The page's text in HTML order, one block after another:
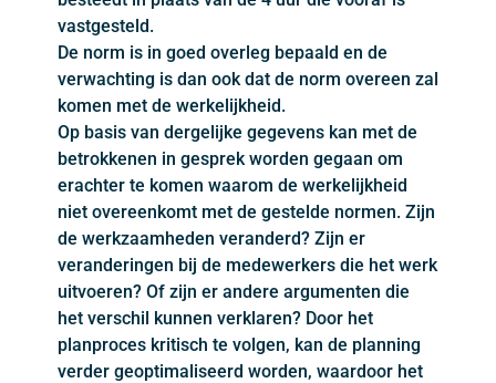
vastgesteld.
De norm is in goed overleg bepaald en de
verwachting is dan ook dat de norm overeen zal
komen met de werkelijkheid.
Op basis van dergelijke gegevens kan met de
betrokkenen in gesprek worden gegaan om
erachter te komen waarom de werkelijkheid
niet overeenkomt met de gestelde normen. Zijn
de werkzaamheden veranderd? Zijn er
veranderingen bij de medewerkers die het werk
uitvoeren? Of zijn er andere argumenten die
het verschil kunnen verklaren? Door het
planproces kritisch te volgen, kan de planning
verder geoptimaliseerd worden, waardoor het